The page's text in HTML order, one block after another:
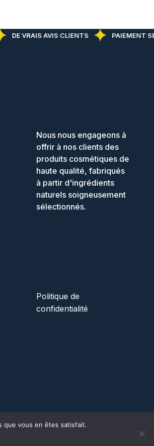
DE VRAIS AVIS CLIENTS PAIEMENT
Nous nous engageons à
offrir à nos clients des
produits cosmétiques de
haute qualité, fabriqués
à partir d'ingrédients
naturels soigneusement
sélectionnés.
Politique de
confidentialité
que vous en êtes satisfait.